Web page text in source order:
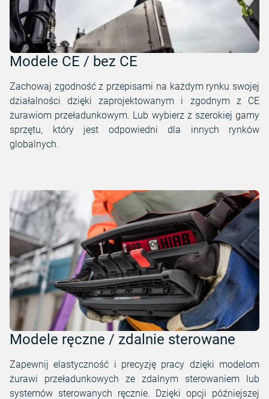
Modele CE / bez CE
Zachowaj zgodność z przepisami na każdym rynku swojej
działalności dzięki zaprojektowanym i zgodnym z CE
żurawiom przeładunkowym. Lub wybierz z szerokiej gamy
sprzętu, który jest odpowiedni dla innych rynków
globalnych.
Modele ręczne / zdalnie sterowane
Zapewnij elastyczność i precyzję pracy dzięki modelom
żurawi przeładunkowych ze zdalnym sterowaniem lub
systemów sterowanych ręcznie. Dzięki opcji późniejszej